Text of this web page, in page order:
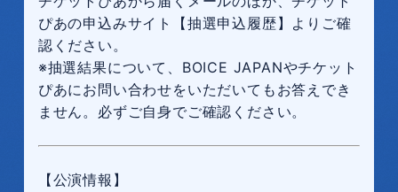
ぴあの申込みサイト【抽選申込履歴】よりご確
認ください。
※抽選結果について、BOICE JAPANやチケット
ぴあにお問い合わせをいただいてもお答えでき
ません。必ずご自身でご確認ください。
【公演情報】